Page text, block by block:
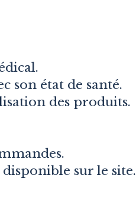
son état de santé.
des produits.
sur le site.